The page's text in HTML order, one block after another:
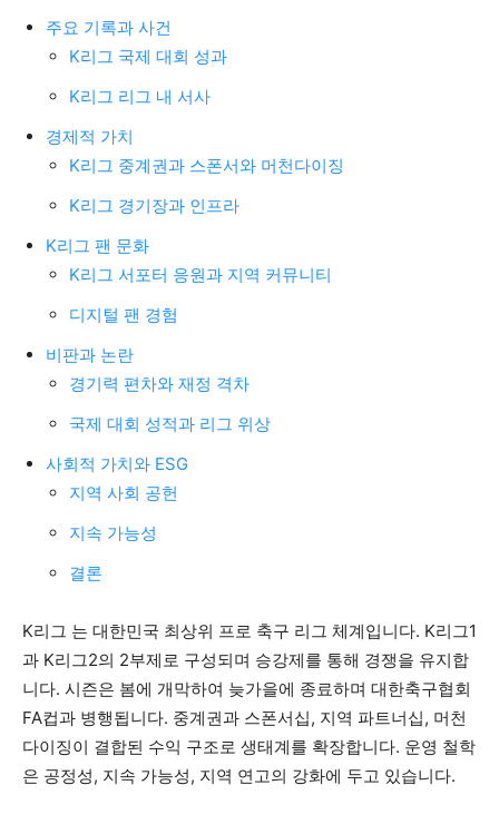
주요 기록과 사건
K리그 국제 대회 성과
K리그 리그 내 서사
경제적 가치
K리그 중계권과 스폰서와 머천다이징
K리그 경기장과 인프라
K리그 팬 문화
K리그 서포터 응원과 지역 커뮤니티
디지털 팬 경험
비판과 논란
경기력 편차와 재정 격차
국제 대회 성적과 리그 위상
사회적 가치와 ESG
지역 사회 공헌
지속 가능성
결론
K리그 는 대한민국 최상위 프로 축구 리그 체계입니다. K리그1
과 K리그2의 2부제로 구성되며 승강제를 통해 경쟁을 유지합
니다. 시즌은 봄에 개막하여 늦가을에 종료하며 대한축구협회
FA컵과 병행됩니다. 중계권과 스폰서십, 지역 파트너십, 머천
다이징이 결합된 수익 구조로 생태계를 확장합니다. 운영 철학
은 공정성, 지속 가능성, 지역 연고의 강화에 두고 있습니다.